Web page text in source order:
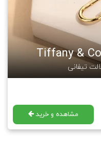
تیفانی
مشاهده و خرید